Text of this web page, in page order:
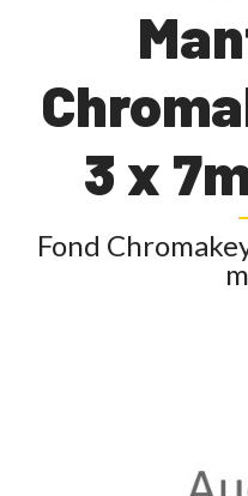
3 x
Fond